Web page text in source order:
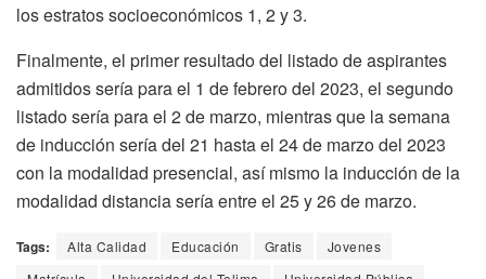
los estratos socioeconómicos 1, 2 y 3.
Finalmente, el primer resultado del listado de aspirantes
admitidos sería para el 1 de febrero del 2023, el segundo
listado sería para el 2 de marzo, mientras que la semana
de inducción sería del 21 hasta el 24 de marzo del 2023
con la modalidad presencial, así mismo la inducción de la
modalidad distancia sería entre el 25 y 26 de marzo.
Tags: Alta Calidad Educación Gratis
Jovenes